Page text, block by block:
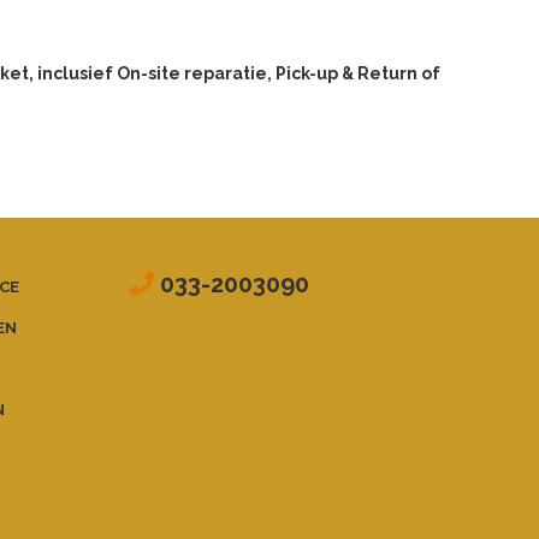
inclusief On-site reparatie, Pick-up & Return of
033-2003090